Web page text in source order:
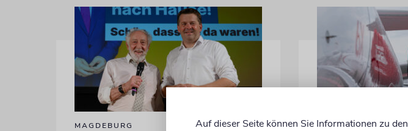
MAGDEBURG DUBLIN
Auf dieser Seite können Sie Informationen zu